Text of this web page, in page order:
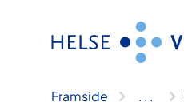
Framside .. .